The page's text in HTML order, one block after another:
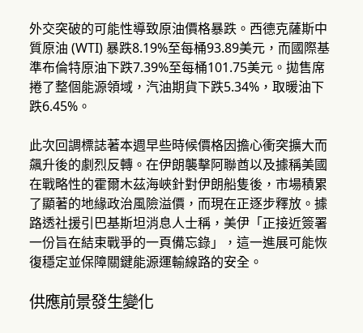
外交突破的可能性導致原油價格暴跌。西德克薩斯中
質原油 (WTI) 暴跌8.19%至每桶93.89美元，而國際基
準布倫特原油下跌7.39%至每桶101.75美元。拋售席
捲了整個能源領域，汽油期貨下跌5.34%，取暖油下
跌6.45%。
此次回調標誌著本週早些時候價格因擔心衝突擴大而
飆升後的劇烈反轉。在伊朗襲擊阿聯酋以及據稱美國
在戰略性的霍爾木茲海峽針對伊朗船隻後，市場積累
了顯著的地緣政治風險溢價，而現在正逐步釋放。據
路透社援引巴基斯坦消息人士稱，美伊「正接近簽署
一份旨在結束戰爭的一頁備忘錄」，這一進展可能恢
復穩定並保障關鍵能源運輸線路的安全。
供應前景發生變化